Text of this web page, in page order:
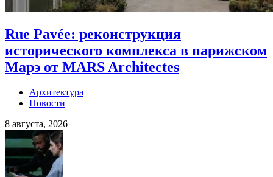
Rue Pavée: реконструкция
исторического комплекса в парижском
Марэ от MARS Architectes
Архитектура
Новости
8 августа, 2026